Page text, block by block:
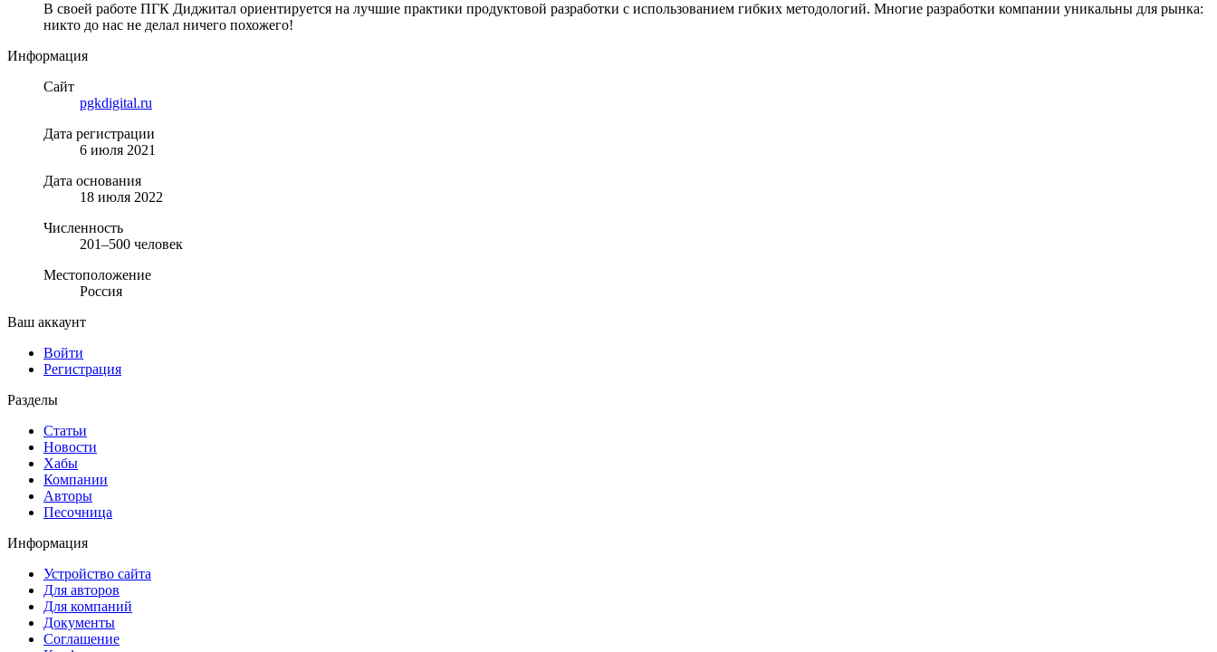
В своей работе ПГК Диджитал ориентируется на лучшие практики продуктовой разработки с использованием гибких методологий. Многие разработки компании уникальны для рынка:
никто до нас не делал ничего похожего!
Информация
Сайт
pgkdigital.ru
Дата регистрации
6 июля 2021
Дата основания
18 июля 2022
Численность
201–500 человек
Местоположение
Россия
Ваш аккаунт
Войти
Регистрация
Разделы
Статьи
Новости
Хабы
Компании
Авторы
Песочница
Информация
Устройство сайта
Для авторов
Для компаний
Документы
Соглашение